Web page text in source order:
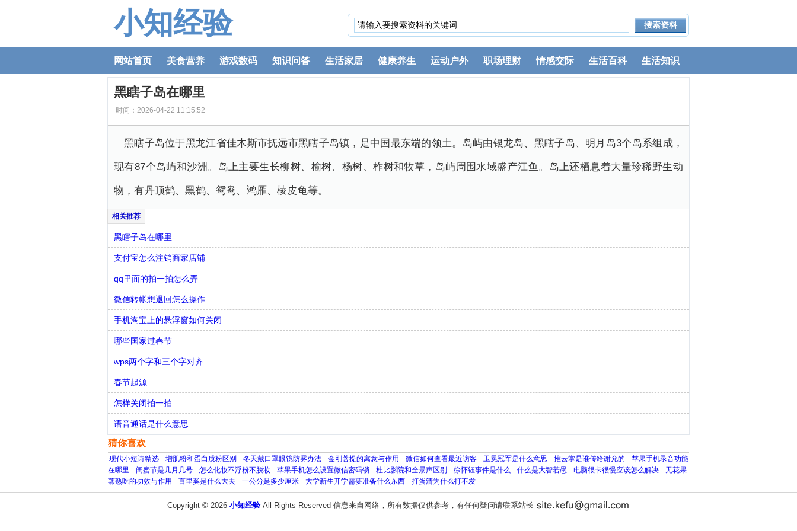
小知经验
网站首页 美食营养 游戏数码 知识问答 生活家居 健康养生 运动户外 职场理财 情感交际 生活百科 生活知识
黑瞎子岛在哪里
时间：2026-04-22 11:15:52
黑瞎子岛位于黑龙江省佳木斯市抚远市黑瞎子岛镇，是中国最东端的领土。岛屿由银龙岛、黑瞎子岛、明月岛3个岛系组成，
现有87个岛屿和沙洲。岛上主要生长柳树、榆树、杨树、柞树和牧草，岛屿周围水域盛产江鱼。岛上还栖息着大量珍稀野生动
物，有丹顶鹤、黑鹤、鸳鸯、鸿雁、棱皮龟等。
黑瞎子岛在哪里
支付宝怎么注销商家店铺
qq里面的拍一拍怎么弄
微信转帐想退回怎么操作
手机淘宝上的悬浮窗如何关闭
哪些国家过春节
wps两个字和三个字对齐
春节起源
怎样关闭拍一拍
语音通话是什么意思
猜你喜欢
现代小短诗精选 增肌粉和蛋白质粉区别 冬天戴口罩眼镜防雾办法 金刚菩提的寓意与作用 微信如何查看最近访客 卫冕冠军是什么意思 推云掌是谁传给谢允的
苹果手机录音功能
在哪里
闺蜜节是几月几号 怎么化妆不浮粉不脱妆 苹果手机怎么设置微信密码锁 杜比影院和全景声区别 徐怀钰事件是什么 什么是大智若愚 电脑很卡很慢应该怎么解决
无花果
蒸熟吃的功效与作用
百里奚是什么大夫 一公分是多少厘米 大学新生开学需要准备什么东西 打蛋清为什么打不发
Copyright © 2026 小知经验All Rights Reserved 信息来自网络，所有数据仅供参考，有任何疑问请联系站长